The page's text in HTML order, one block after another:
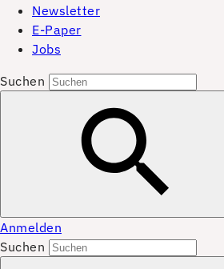
Newsletter
E-Paper
Jobs
Suchen
Anmelden
Suchen